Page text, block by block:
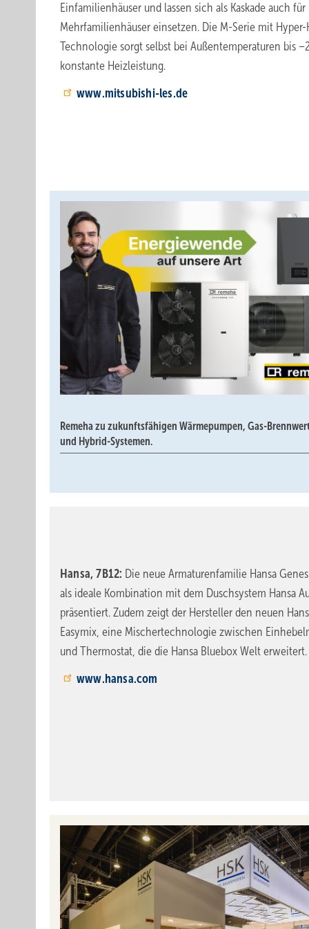
Einfamilienhäuser und lassen sich als Kaskade auch für
Mehrfamilienhäuser einsetzen. Die M-Serie mit
Technologie sorgt selbst bei Außentemperaturen bis
konstante Heizleistung.
www.mitsubishi-les.de
Remeha zu zukunftsfähigen Wärmepumpen, Gas-
und Hybrid-Systemen.
Hansa, 7B12: Die neue Armaturenfamilie Hansa
als ideale Kombination mit dem Duschsystem Hansa
präsentiert. Zudem zeigt der Hersteller den neuen
Easymix, eine Mischertechnologie zwischen
und Thermostat, die die Hansa Bluebox Welt erweitert.
www.hansa.com